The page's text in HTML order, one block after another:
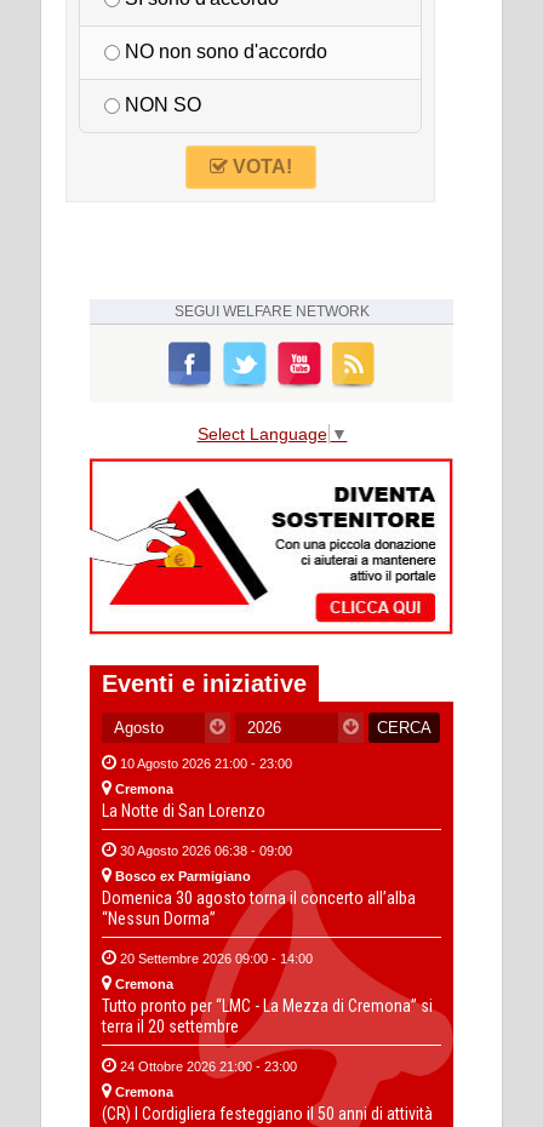
NO non sono d'accordo
NON SO
VOTA!
SEGUI WELFARE NETWORK
Select Language ▼
Eventi e iniziative
10 Agosto 2026 21:00 - 23:00
Cremona
La Notte di San Lorenzo
30 Agosto 2026 06:38 - 09:00
Bosco ex Parmigiano
Domenica 30 agosto torna il concerto all’alba
“Nessun Dorma”
20 Settembre 2026 09:00 - 14:00
Cremona
Tutto pronto per “LMC - La Mezza di Cremona” si
terra il 20 settembre
24 Ottobre 2026 21:00 - 23:00
Cremona
(CR) I Cordigliera festeggiano il 50 anni di attività